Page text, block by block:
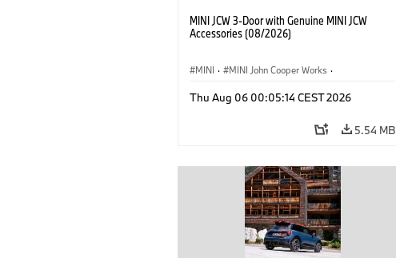
MINI JCW 3-Door with Genuine MINI JCW
Accessories (08/2026)
MINI · MINI John Cooper Works ·
Optional Extras, Accessories
Thu Aug 06 00:05:14 CEST 2026
5.54 MB